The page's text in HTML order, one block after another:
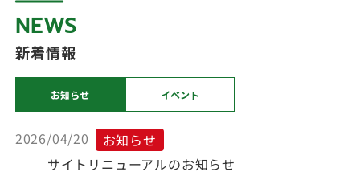
NEWS
新着情報
お知らせ イベント
2026/04/20
お知らせ
サイトリニューアルのお知らせ